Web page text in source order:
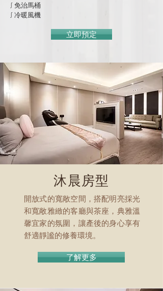
∫ 免治馬桶
∫ 冷暖風機
立即預定
沐晨房型
開放式的寬敞空間，搭配明亮採光
和寬敞雅緻的客廳與茶座，典雅溫
馨宜家的氛圍，讓產後的身心享有
舒適靜謐的修養環境。
了解更多